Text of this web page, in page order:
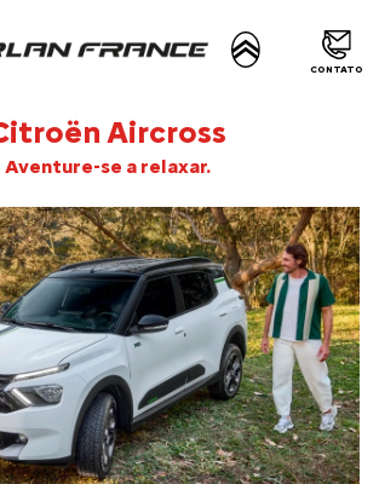
CONTATO
Aircross
Aventure-se a relaxar.